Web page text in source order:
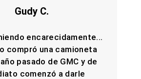
Gudy C.
encarecidamente...
compró una camioneta
pasado de GMC y de
comenzó a darle